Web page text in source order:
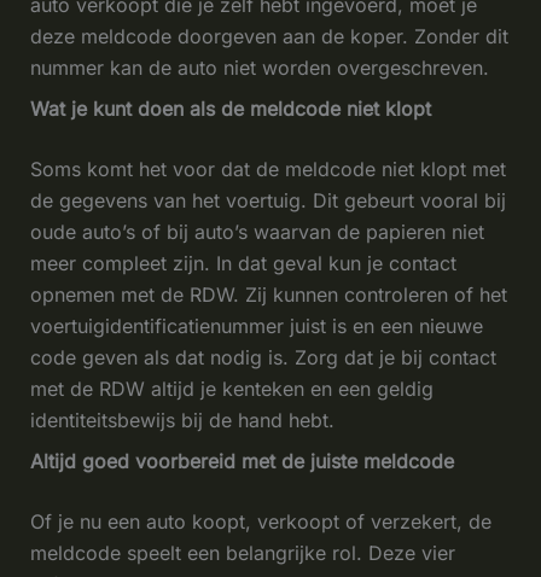
auto verkoopt die je zelf hebt ingevoerd, moet je
deze meldcode doorgeven aan de koper. Zonder dit
nummer kan de auto niet worden overgeschreven.
Wat je kunt doen als de meldcode niet klopt
Soms komt het voor dat de meldcode niet klopt met
de gegevens van het voertuig. Dit gebeurt vooral bij
oude auto’s of bij auto’s waarvan de papieren niet
meer compleet zijn. In dat geval kun je contact
opnemen met de RDW. Zij kunnen controleren of het
voertuigidentificatienummer juist is en een nieuwe
code geven als dat nodig is. Zorg dat je bij contact
met de RDW altijd je kenteken en een geldig
identiteitsbewijs bij de hand hebt.
Altijd goed voorbereid met de juiste meldcode
Of je nu een auto koopt, verkoopt of verzekert, de
meldcode speelt een belangrijke rol. Deze vier